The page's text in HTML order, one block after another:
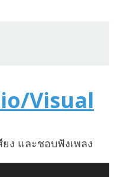
Visual
ง และชอบฟังเพลง